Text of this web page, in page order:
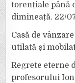
torențiale până
dimineață. 22/
Casă de
utilată și
Regrete eterne
profesorului